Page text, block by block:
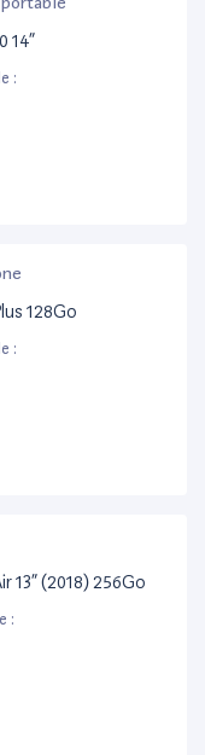
14”
:
128Go
:
13” (2018) 256Go
: